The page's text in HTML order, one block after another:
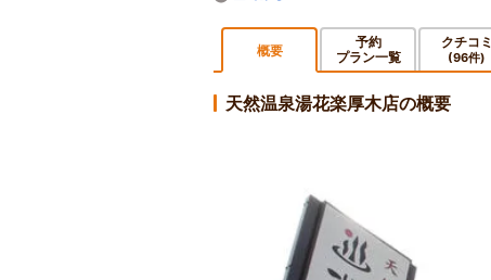
概要
予約
プラン一覧
クチコミ
(96件)
天然温泉湯花楽厚木店の概要